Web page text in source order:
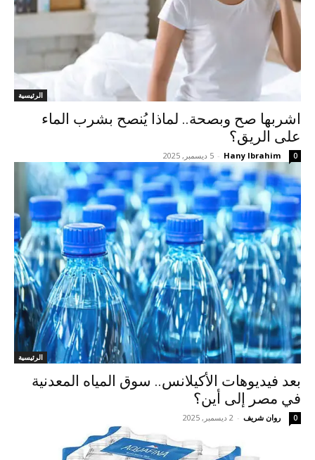
الرئيسية
اشربها صح وبصحة.. لماذا يُنصح بشرب الماء
على الريق؟
Hany Ibrahim
- 5 ديسمبر, 2025 0
الرئيسية
بعد فيديوهات الأكيلانس.. سوق المياه المعدنية
في مصر إلى أين؟
روان شريف - 2 ديسمبر, 2025 0